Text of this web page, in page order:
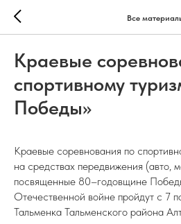
Все
Краевые
спортивному
Победы»
Краевые соревнования по
на средствах передвижения (авто,
посвященные 80–годовщине
Отечественной войне пройдут с 7
Тальменка Тальменского района